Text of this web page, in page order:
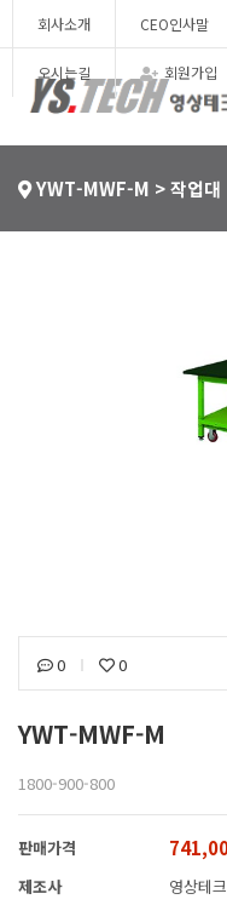
회사소개 CEO인사말
오시는길 회원가입
YWT-MWF-M > 작업대
0 0
YWT-MWF-M
1800-900-800
판매가격
제조사
영상테크